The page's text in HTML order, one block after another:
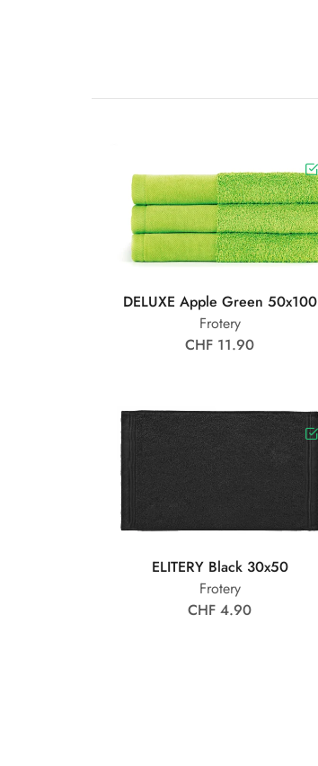
DELUXE Apple Green 50x100
Frotery
CHF 11.90
ELITERY Black 30x50
Frotery
CHF 4.90